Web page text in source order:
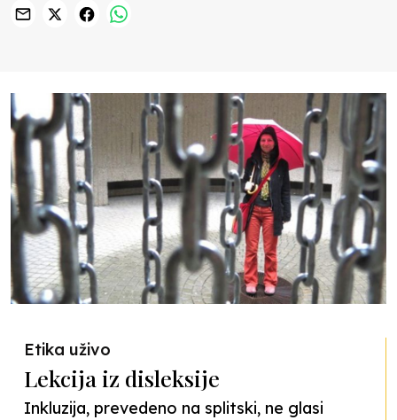
Etika uživo
Lekcija iz disleksije
Inkluzija, prevedeno na splitski, ne glasi